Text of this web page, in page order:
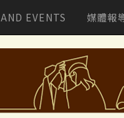
EVENTS 媒體報